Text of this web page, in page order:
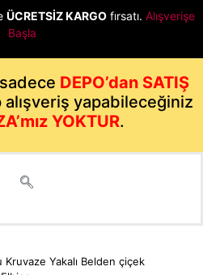
ÜCRETSİZ KARGO fırsatı. Alışverişe
Başla
DEPO’dan SATIŞ
alışveriş yapabileceğiniz
YOKTUR.
Kruvaze Yakalı Belden çiçek